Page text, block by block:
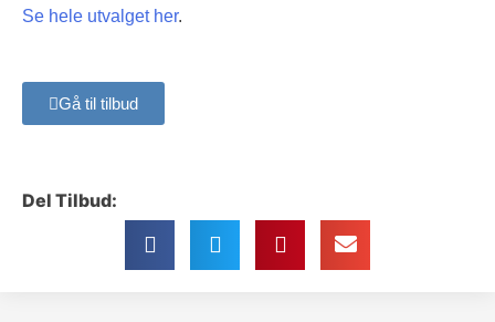
Se hele utvalget her.
Gå til tilbud
Del Tilbud: